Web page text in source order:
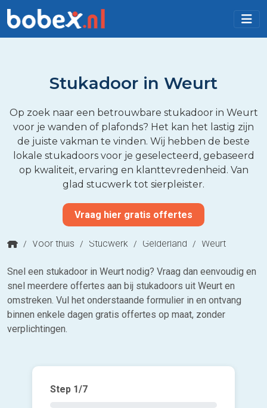
Stukadoor in Weurt
Op zoek naar een betrouwbare stukadoor in Weurt
voor je wanden of plafonds? Het kan het lastig zijn
de juiste vakman te vinden. Wij hebben de beste
lokale stukadoors voor je geselecteerd, gebaseerd
op kwaliteit, ervaring en klanttevredenheid. Van
glad stucwerk tot sierpleister.
Vraag hier gratis offertes
/ Voor thuis / Stucwerk / Gelderland / Weurt
Snel een stukadoor in Weurt nodig? Vraag dan eenvoudig en
snel meerdere offertes aan bij stukadoors uit Weurt en
omstreken. Vul het onderstaande formulier in en ontvang
binnen enkele dagen gratis offertes op maat, zonder
verplichtingen.
Step 1/7